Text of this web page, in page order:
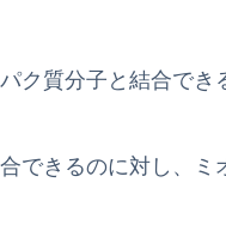
ク質分子と結合でき
できるのに対し、